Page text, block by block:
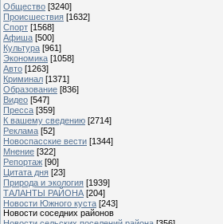
Общество [3240]
Происшествия [1632]
Спорт [1568]
Афиша [500]
Культура [961]
Экономика [1058]
Авто [1263]
Криминал [1371]
Образование [836]
Видео [547]
Пресса [359]
К вашему сведению [2714]
Реклама [52]
Новоспасские вести [1344]
Мнение [322]
Репортаж [90]
Цитата дня [23]
Природа и экология [1939]
ТАЛАНТЫ РАЙОНА [204]
Новости Южного куста [243]
Новости соседних районов